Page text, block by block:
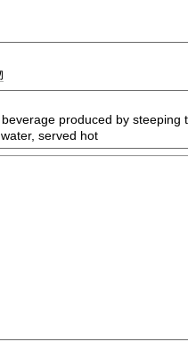
produced by steeping
served hot